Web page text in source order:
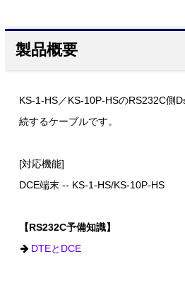
製品概要
KS-1-HS／KS-10P-HSのRS232C側
続するケーブルです。
[対応機能]
DCE端末 -- KS-1-HS/KS-10P-HS
【RS232C予備知識】
DTEとDCE